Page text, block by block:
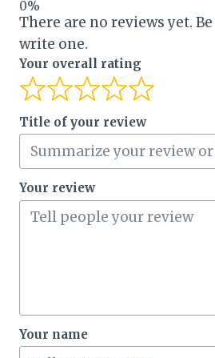
There are no reviews yet.
write one.
Your overall rating
Title of your review
Your review
Your name